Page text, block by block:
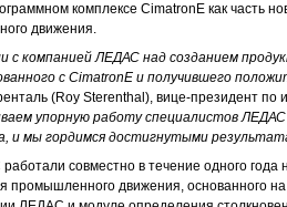
комплексе CimatronE как часть
движения.
с компанией ЛЕДАС над созданием
с CimatronE и получившего
(Roy Sterenthal), вице-президент по
упорную работу специалистов
и мы гордимся достигнутыми
совместно в течение одного года
движения, основанного